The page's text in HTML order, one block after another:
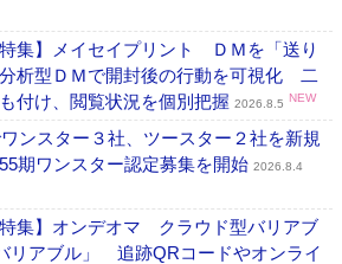
特集】メイセイプリント ＤＭを「送り
析型ＤＭで開封後の行動を可視化 二
付け、閲覧状況を個別把握 2026.8.5 NEW
ンスター３社、ツースター２社を新規
期ワンスター認定募集を開始 2026.8.4
特集】オンデオマ クラウド型バリアブ
リアブル」 追跡QRコードやオンライ